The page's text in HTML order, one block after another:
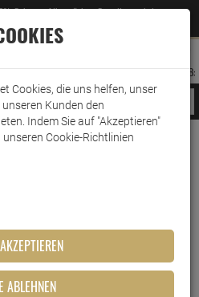
Rabatt auf Ihre nächste Bestellung erhalten
Newsletter
ANMELDEN
AUFKLAPPEN
MERKZETTEL
WARENKORB:
Hotel- & Gastrobedarf
T10
Cookies, die uns helfen, unser
Kunden den
Indem Sie auf "Akzeptieren"
Cookie-Richtlinien
ABLEHNEN